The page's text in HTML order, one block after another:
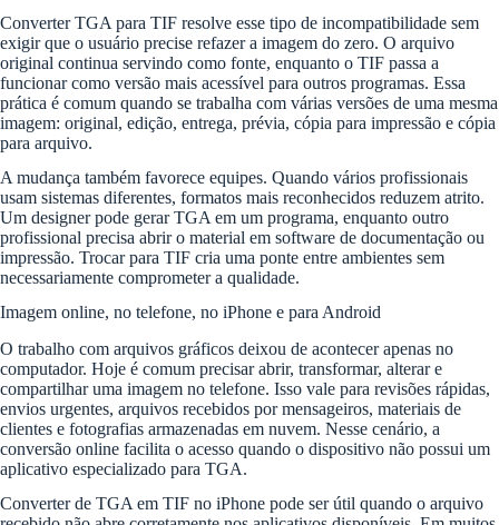
Converter TGA para TIF resolve esse tipo de incompatibilidade sem
exigir que o usuário precise refazer a imagem do zero. O arquivo
original continua servindo como fonte, enquanto o TIF passa a
funcionar como versão mais acessível para outros programas. Essa
prática é comum quando se trabalha com várias versões de uma mesma
imagem: original, edição, entrega, prévia, cópia para impressão e cópia
para arquivo.
A mudança também favorece equipes. Quando vários profissionais
usam sistemas diferentes, formatos mais reconhecidos reduzem atrito.
Um designer pode gerar TGA em um programa, enquanto outro
profissional precisa abrir o material em software de documentação ou
impressão. Trocar para TIF cria uma ponte entre ambientes sem
necessariamente comprometer a qualidade.
Imagem online, no telefone, no iPhone e para Android
O trabalho com arquivos gráficos deixou de acontecer apenas no
computador. Hoje é comum precisar abrir, transformar, alterar e
compartilhar uma imagem no telefone. Isso vale para revisões rápidas,
envios urgentes, arquivos recebidos por mensageiros, materiais de
clientes e fotografias armazenadas em nuvem. Nesse cenário, a
conversão online facilita o acesso quando o dispositivo não possui um
aplicativo especializado para TGA.
Converter de TGA em TIF no iPhone pode ser útil quando o arquivo